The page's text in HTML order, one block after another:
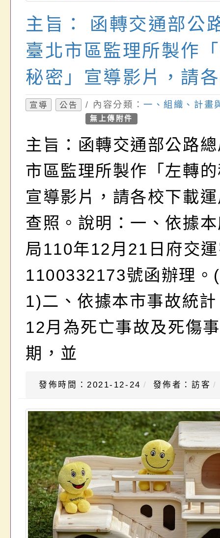
主旨： 函轉交通部公
臺北市區監理所製作
秘密」宣導影片，請
運用，請查照。
宣導 公告 / 內容分類：一、組織、計畫
無上傳附件
主旨：函轉交通部公路
市區監理所製作「左轉
宣導影片，請各校下載
查照。說明：一、依據
局110年12月21日府交
1100332173號函辦理。
1)二、依據本市事故統
12月為死亡事故及死傷
期，並
發佈時間：2021-12-24 發佈者：訪客